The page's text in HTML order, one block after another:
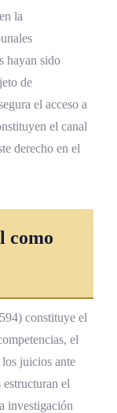
la
hayan sido
de
el acceso a
el canal
derecho en el
como
constituye el
el
juicios ante
el
investigación